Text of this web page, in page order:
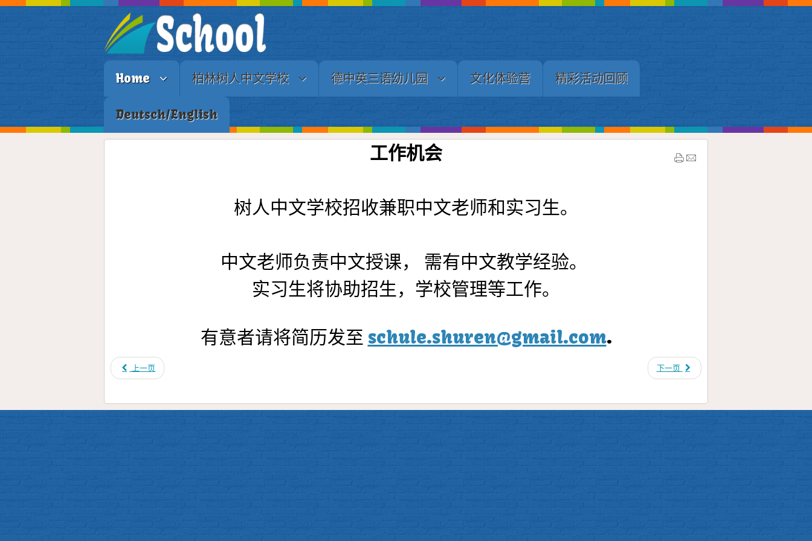
Home 柏林树人中文学校 德中英三语幼儿园 文化体验营 精彩活动回顾
Deutsch/English
工作机会
树人中文学校招收兼职中文老师和实习生。
中文老师负责中文授课， 需有中文教学经验。
实习生将协助招生，学校管理等工作。
有意者请将简历发至 schule.shuren@gmail.com.
上一页 下一页